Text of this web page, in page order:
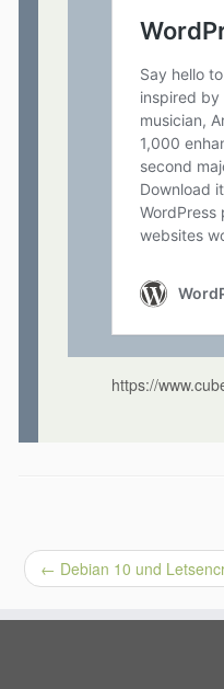
https://
← Debian 10 und